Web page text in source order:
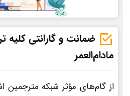
ضمانت و گارانتی کلیه
مادام‌العمر
از گام‌های مؤثر شبکه مترجمین